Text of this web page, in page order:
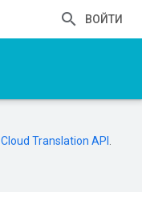
ВОЙТИ
Cloud Translation API